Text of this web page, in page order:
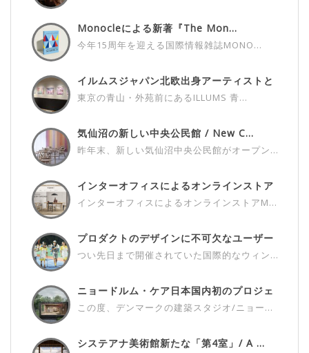
Monocleによる新著『The Mon...
今年15周年を迎える国際情報雑誌MONO...
イルムスジャパン北欧出身アーティストと
の...
東京の青山・外苑前にあるILLUMS 青...
気仙沼の新しい中央公民館 / New C...
昨年末、新しい気仙沼中央公民館がオープン...
インターオフィスによるオンラインストア
インターオフィスによるオンラインストアM...
プロダクトのデザインに不可欠なユーザー
つい先日まで開催されていた国際的なウィン...
ニョードルム・ケア日本国内初のプロジェ
この度、デンマークの建築スタジオ/ニョー...
システアナ美術館新たな「第4室」/ A ...